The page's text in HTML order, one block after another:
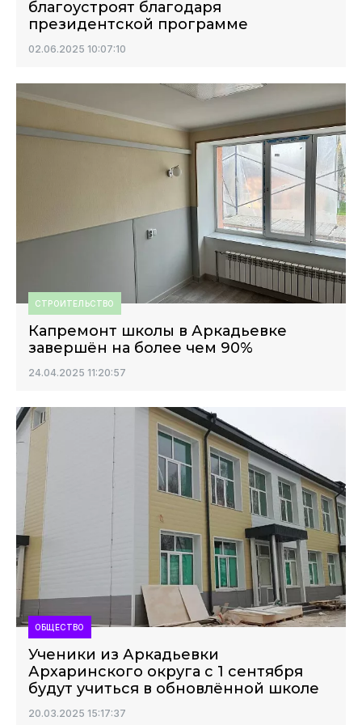
благоустроят благодаря
президентской программе
02.06.2025 10:07:10
СТРОИТЕЛЬСТВО
Капремонт школы в Аркадьевке
завершён на более чем 90%
24.04.2025 11:20:57
ОБЩЕСТВО
Ученики из Аркадьевки
Архаринского округа с 1 сентября
будут учиться в обновлённой школе
20.03.2025 15:17:37